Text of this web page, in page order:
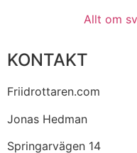
Allt om
KONTAKT
Friidrottaren.com
Jonas Hedman
Springarvägen 14